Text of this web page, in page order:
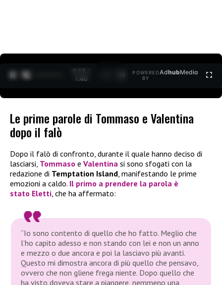
0:13 /
1:40
POWERED
BY
AdhubMedia
Le prime parole di Tommaso e Valentina
dopo il falò
Dopo il falò di confronto, durante il quale hanno deciso di
lasciarsi, Tommaso e Valentina si sono sfogati con la
redazione di Temptation Island, manifestando le prime
emozioni a caldo. Il primo a prendere la parola è
stato Eletti, che ha affermato:
“Io sono contento di quello che ho fatto. Meglio che
l’ho capito adesso e non stando con lei e non un anno
e mezzo o due ancora e poi la lasciavo più avanti.
Questo mi dimostra ancora di più quello che pensavo,
ovvero che non gliene frega niente. Dopo quello che
ha visto doveva stare a piangere, nemmeno una